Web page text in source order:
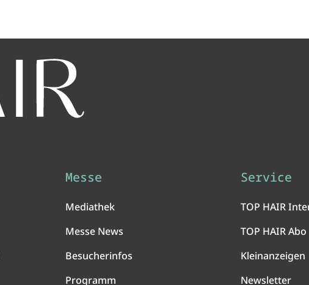
Messe
Mediathek
Messe News
Besucherinfos
Programm
Service
TOP HAIR
TOP HAIR Abo
Kleinanzeigen
Newsletter